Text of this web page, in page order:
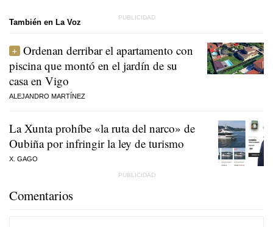
También en La Voz
Ordenan derribar el apartamento con
piscina que montó en el jardín de su
casa en Vigo
ALEJANDRO MARTÍNEZ
La Xunta prohíbe «la ruta del narco» de
Oubiña por infringir la ley de turismo
X. GAGO
Comentarios